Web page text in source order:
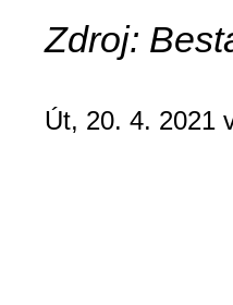
Zdroj:
Út, 20. 4. 2021